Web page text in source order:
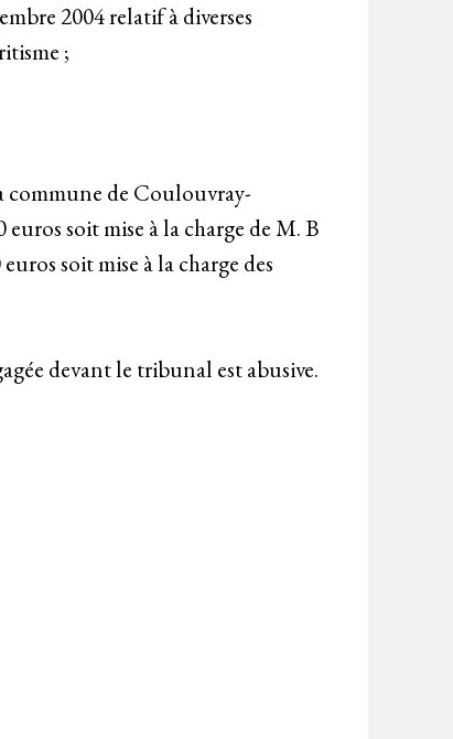
2004 relatif à diverses
;
commune de Coulouvray-
euros soit mise à la charge de M. B
soit mise à la charge des
devant le tribunal est abusive.